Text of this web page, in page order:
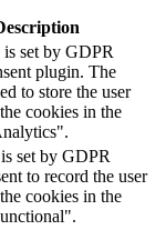
set by GDPR
plugin. The
to store the user
cookies in the
set by GDPR
to record the user
cookies in the